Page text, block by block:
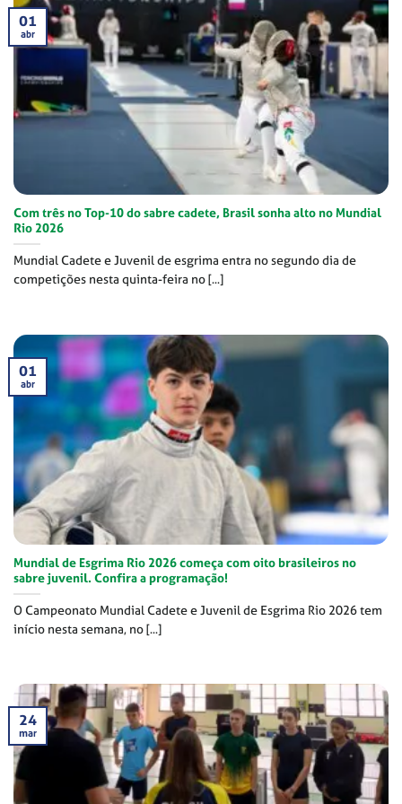
Com três no Top-10 do sabre cadete, Brasil sonha alto no Mundial
Rio 2026
Mundial Cadete e Juvenil de esgrima entra no segundo dia de
competições nesta quinta-feira no [...]
01
abr
Mundial de Esgrima Rio 2026 começa com oito brasileiros no
sabre juvenil. Confira a programação!
O Campeonato Mundial Cadete e Juvenil de Esgrima Rio 2026 tem
início nesta semana, no [...]
01
abr
24
mar